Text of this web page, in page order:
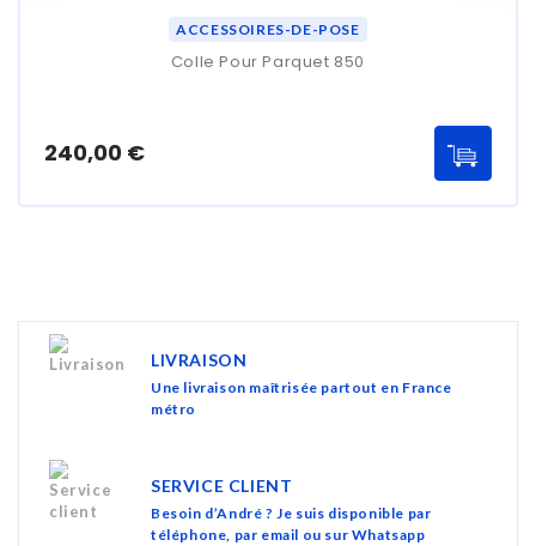
ACCESSOIRES-DE-POSE
Colle Pour Parquet 850
240,00 €Prix
LIVRAISON
Une livraison maîtrisée partout en France
métro
SERVICE CLIENT
Besoin d’André ? Je suis disponible par
téléphone, par email ou sur Whatsapp